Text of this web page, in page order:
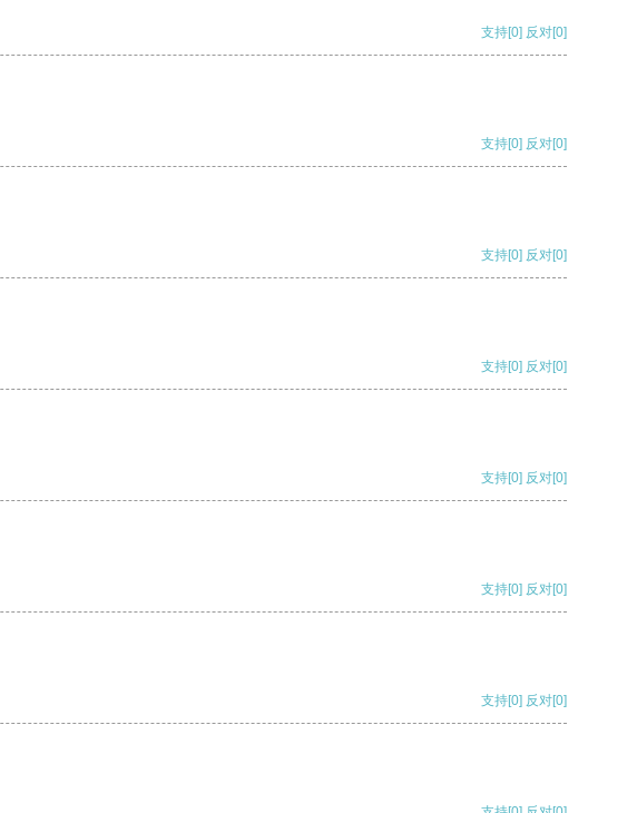
支持[0] 反对[0]
支持[0] 反对[0]
支持[0] 反对[0]
支持[0] 反对[0]
支持[0] 反对[0]
支持[0] 反对[0]
支持[0] 反对[0]